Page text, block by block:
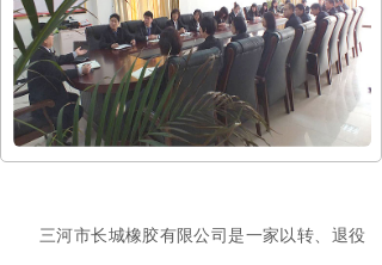
三河市长城橡胶有限公司是一家以转、退役